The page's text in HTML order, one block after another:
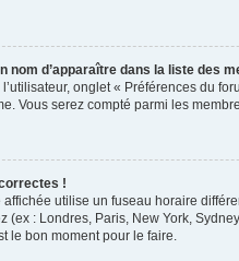
nom d’apparaître dans la liste des
onglet « Préférences du
Vous serez compté parmi les
!
affichée utilise un fuseau horaire
(ex : Londres, Paris, New York,
le bon moment pour le faire.